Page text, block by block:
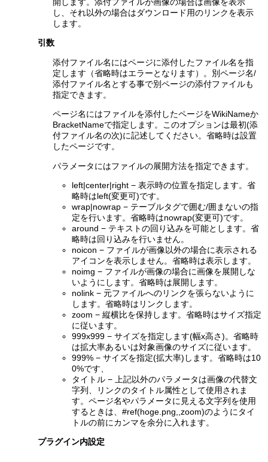
し、それ以外の場合はダウンロード用のリンクを表示
します。
引数
添付ファイル名にはページに添付したファイル名を指
定します（省略時はエラーとなります）。別ページ名/
添付ファイル名とする事で別ページの添付ファイルも
指定できます。
ページ名にはファイルを添付したページをWikiNameか
BracketNameで指定します。このオプションは最初(添
付ファイル名の次)に記述してください。省略時は設置
したページです。
パラメータにはファイルの展開方法を指定できます。
left|center|right − 表示時の位置を指定します。省
略時はleft(変更可)です。
wrap|nowrap − テーブルタグで囲む/囲まないの指
定を行います。省略時はnowrap(変更可)です。
around − テキストの回り込みを可能とします。省
略時は回り込みを行いません。
noicon − ファイルが画像以外の場合に表示される
アイコンを表示しません。省略時は表示します。
noimg − ファイルが画像の場合に画像を展開しな
いようにします。省略時は展開します。
nolink − 元ファイルへのリンクを張らないように
します。省略時はリンクします。
zoom − 縦横比を保持します。省略時はサイズ指定
に従います。
999x999 − サイズを指定します(幅x高さ)。省略時
は拡大率あるいは対象画像のサイズに従います。
999% − サイズを指定(拡大率)します。省略時は10
0%です、
タイトル − 上記以外のパラメータは画像の代替文
字列、リンクのタイトル属性として使用されま
す。ページ名やパラメータに見える文字列を使用
するときは、#ref(hoge.png,,zoom)のようにタイ
トルの前にカンマを余分に入れます。
プラグイン内設定